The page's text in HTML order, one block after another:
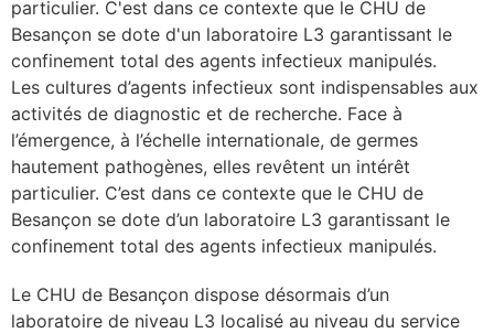
santé
santé
particulier. C'est dans ce contexte que le CHU de
Besançon se dote d'un laboratoire L3 garantissant le
confinement total des agents infectieux manipulés.
Les cultures d’agents infectieux sont indispensables aux
activités de diagnostic et de recherche. Face à
l’émergence, à l’échelle internationale, de germes
hautement pathogènes, elles revêtent un intérêt
particulier. C’est dans ce contexte que le CHU de
Besançon se dote d’un laboratoire L3 garantissant le
confinement total des agents infectieux manipulés.
Le CHU de Besançon dispose désormais d’un
laboratoire de niveau L3 localisé au niveau du service